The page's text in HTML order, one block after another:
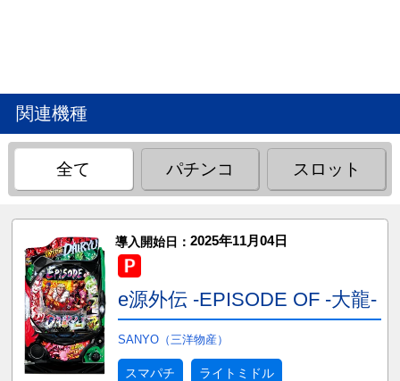
関連機種
全て パチンコ スロット
導入開始日： 2025年11月04日
e源外伝 -EPISODE OF -大龍-
SANYO（三洋物産）
スマパチ ライトミドル